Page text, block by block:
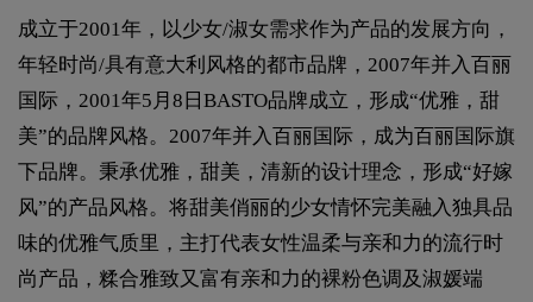
成立于2001年，以少女/淑女需求作为产品的发展方向，
年轻时尚/具有意大利风格的都市品牌，2007年并入百丽
国际，2001年5月8日BASTO品牌成立，形成“优雅，甜
美”的品牌风格。2007年并入百丽国际，成为百丽国际旗
下品牌。秉承优雅，甜美，清新的设计理念，形成“好嫁
风”的产品风格。将甜美俏丽的少女情怀完美融入独具品
味的优雅气质里，主打代表女性温柔与亲和力的流行时
尚产品，糅合雅致又富有亲和力的裸粉色调及淑媛端